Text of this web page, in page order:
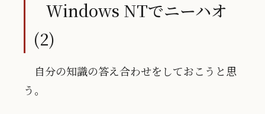
Windows NTでニーハオ
(2)
自分の知識の答え合わせをしておこうと思
う。